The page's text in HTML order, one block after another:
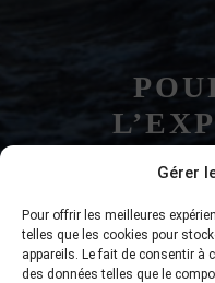
Gérer
Pour offrir les meilleures
telles que les cookies pour
appareils. Le fait de consentir à
des données telles que le
418